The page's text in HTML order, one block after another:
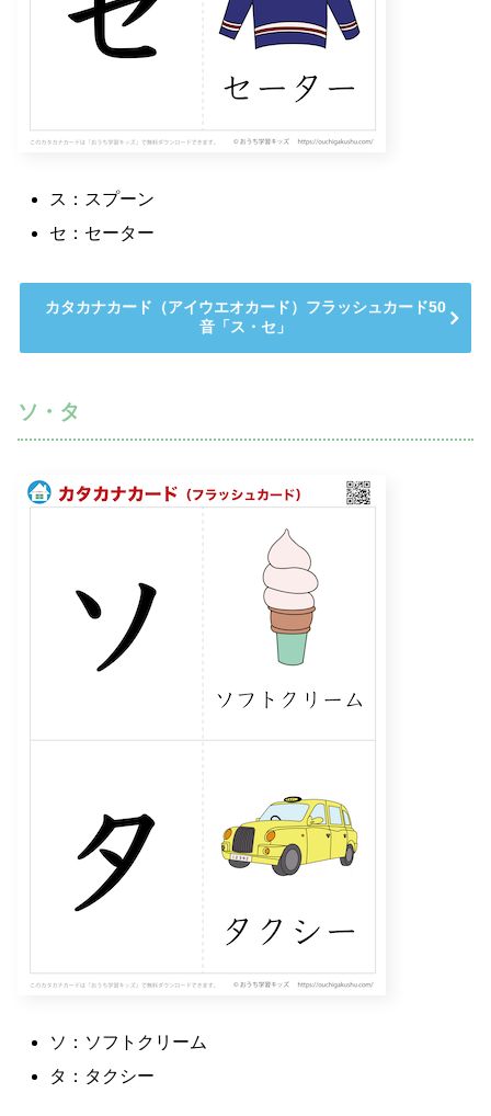
ス：スプーン
セ：セーター
カタカナカード（アイウエオカード）フラッシュカード50
音「ス・セ」
ソ・タ
ソ：ソフトクリーム
タ：タクシー